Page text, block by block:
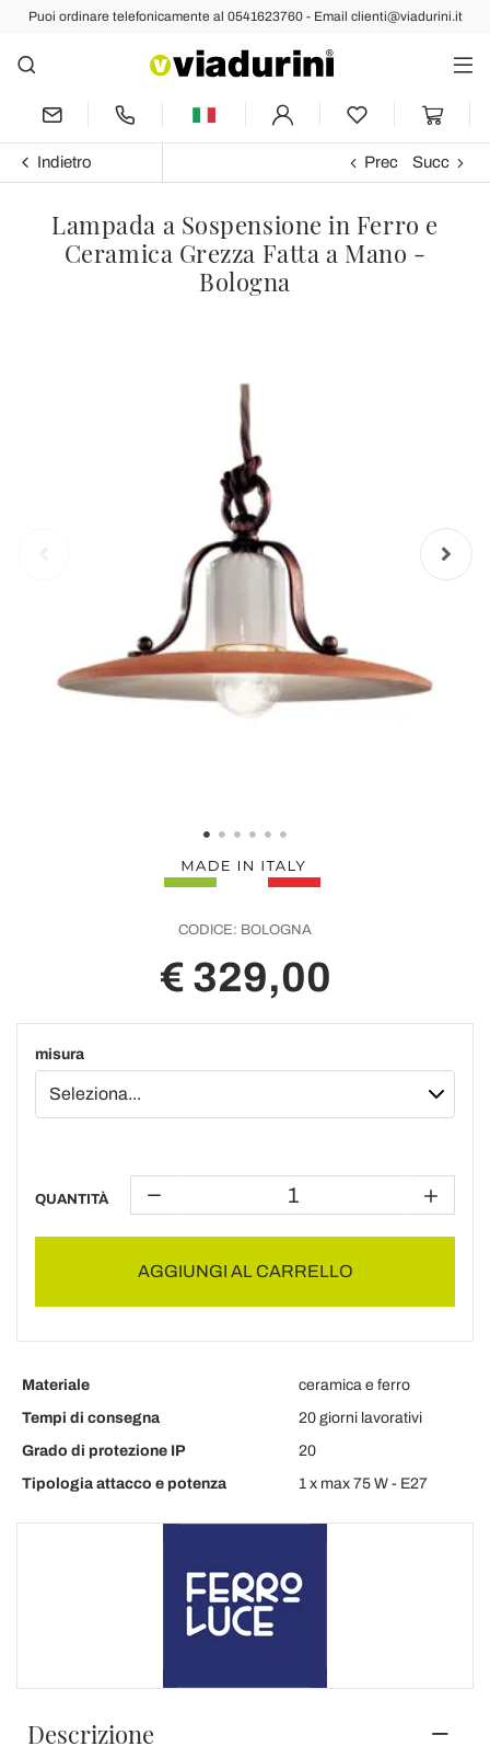
Puoi ordinare telefonicamente al 0541623760 - Email clienti@viadurini.it
Indietro Prec Succ
Lampada a Sospensione in Ferro e
Ceramica Grezza Fatta a Mano -
Bologna
CODICE: BOLOGNA
€ 329,00
misura
QUANTITÀ
AGGIUNGI AL CARRELLO
Materiale
ceramica e ferro
Tempi di consegna
20 giorni lavorativi
Grado di protezione IP
20
Tipologia attacco e potenza
1 x max 75 W - E27
Descrizione